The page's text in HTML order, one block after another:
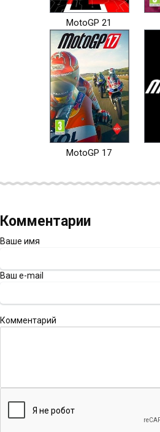
MotoGP 21
MotoGP 17
Комментарии
Ваше имя
Ваш e-mail
Комментарий